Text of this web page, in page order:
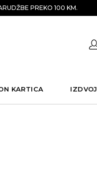
PREKO 100 KM.
KARTICA